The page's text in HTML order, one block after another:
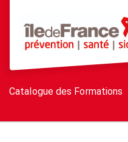
Catalogue des Formations